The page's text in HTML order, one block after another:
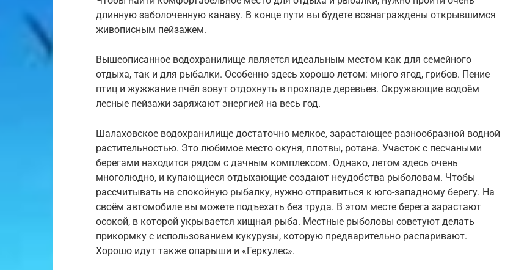
длинную заболоченную канаву. В конце пути вы будете вознаграждены открывшимся
живописным пейзажем.
Вышеописанное водохранилище является идеальным местом как для семейного
отдыха, так и для рыбалки. Особенно здесь хорошо летом: много ягод, грибов. Пение
птиц и жужжание пчёл зовут отдохнуть в прохладе деревьев. Окружающие водоём
лесные пейзажи заряжают энергией на весь год.
Шалаховское водохранилище достаточно мелкое, зарастающее разнообразной водной
растительностью. Это любимое место окуня, плотвы, ротана. Участок с песчаными
берегами находится рядом с дачным комплексом. Однако, летом здесь очень
многолюдно, и купающиеся отдыхающие создают неудобства рыболовам. Чтобы
рассчитывать на спокойную рыбалку, нужно отправиться к юго-западному берегу. На
своём автомобиле вы можете подъехать без труда. В этом месте берега зарастают
осокой, в которой укрывается хищная рыба. Местные рыболовы советуют делать
прикормку с использованием кукурузы, которую предварительно распаривают.
Хорошо идут также опарыши и «Геркулес».